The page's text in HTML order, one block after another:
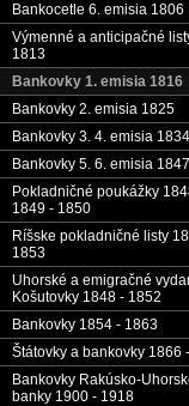
Bankocetle 6. emisia 1806
Výmenné a anticipačné
1813
Bankovky 1. emisia 1816
Bankovky 2. emisia 1825
Bankovky 3. 4. emisia
Bankovky 5. 6. emisia
Pokladničné poukážky
1849 - 1850
Ríšske pokladničné listy
1853
Uhorské a emigračné
Košutovky 1848 - 1852
Bankovky 1854 - 1863
Štátovky a bankovky 1866
Bankovky Rakúsko-
banky 1900 - 1918